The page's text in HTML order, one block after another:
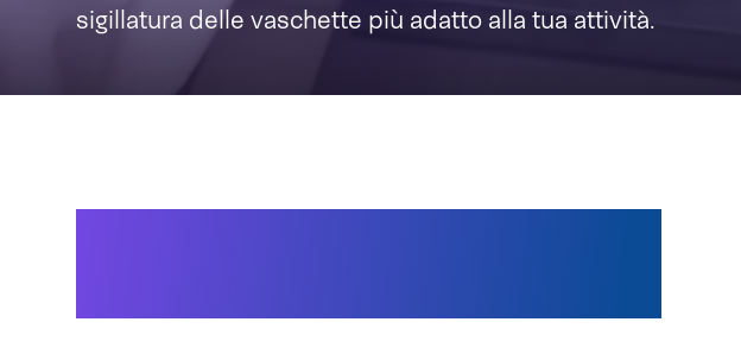
sigillatura delle vaschette più adatto alla tua attività.